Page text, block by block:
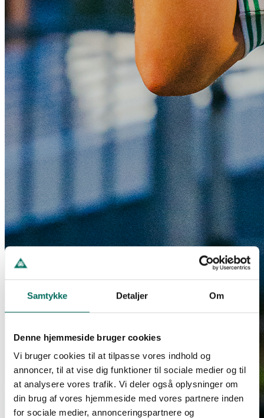
Samtykke Detaljer Om
Denne hjemmeside bruger cookies
Vi bruger cookies til at tilpasse vores indhold og
annoncer, til at vise dig funktioner til sociale medier og til
at analysere vores trafik. Vi deler også oplysninger om
din brug af vores hjemmeside med vores partnere inden
for sociale medier, annonceringspartnere og